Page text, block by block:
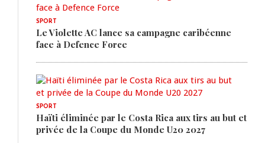
SPORT
Le Violette AC lance sa campagne caribéenne
face à Defence Force
SPORT
Haïti éliminée par le Costa Rica aux tirs au but et
privée de la Coupe du Monde U20 2027